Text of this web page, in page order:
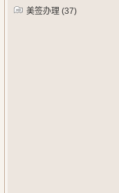
美签办理 (37)